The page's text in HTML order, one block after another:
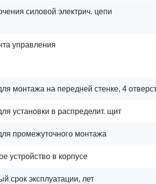
силовой электрич. цепи
управления
монтажа на передней стенке, 4
установки в распределит. щит
промежуточного монтажа
устройство в корпусе
срок эксплуатации, лет